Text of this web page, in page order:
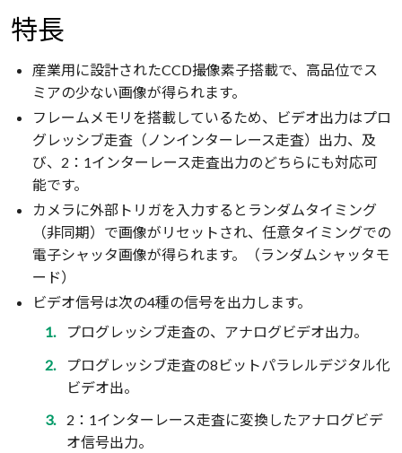
特長
産業用に設計されたCCD撮像素子搭載で、高品位でス
ミアの少ない画像が得られます。
フレームメモリを搭載しているため、ビデオ出力はプロ
グレッシブ走査（ノンインターレース走査）出力、及
び、2：1インターレース走査出力のどちらにも対応可
能です。
カメラに外部トリガを入力するとランダムタイミング
（非同期）で画像がリセットされ、任意タイミングでの
電子シャッタ画像が得られます。（ランダムシャッタモ
ード）
ビデオ信号は次の4種の信号を出力します。
プログレッシブ走査の、アナログビデオ出力。
プログレッシブ走査の8ビットパラレルデジタル化
ビデオ出。
2：1インターレース走査に変換したアナログビデ
オ信号出力。